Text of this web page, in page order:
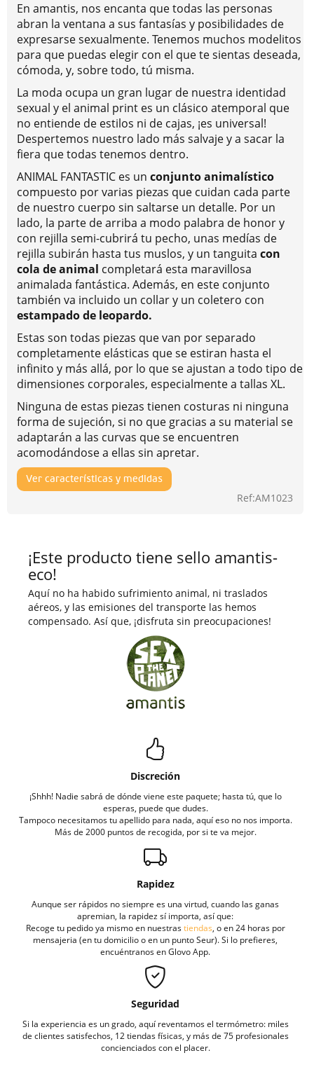
En amantis, nos encanta que todas las personas
abran la ventana a sus fantasías y posibilidades de
expresarse sexualmente. Tenemos muchos modelitos
para que puedas elegir con el que te sientas deseada,
cómoda, y, sobre todo, tú misma.
La moda ocupa un gran lugar de nuestra identidad
sexual y el animal print es un clásico atemporal que
no entiende de estilos ni de cajas, ¡es universal!
Despertemos nuestro lado más salvaje y a sacar la
fiera que todas tenemos dentro.
ANIMAL FANTASTIC es un conjunto animalístico
compuesto por varias piezas que cuidan cada parte
de nuestro cuerpo sin saltarse un detalle. Por un
lado, la parte de arriba a modo palabra de honor y
con rejilla semi-cubrirá tu pecho, unas medías de
rejilla subirán hasta tus muslos, y un tanguita con
cola de animal completará esta maravillosa
animalada fantástica. Además, en este conjunto
también va incluido un collar y un coletero con
estampado de leopardo.
Estas son todas piezas que van por separado
completamente elásticas que se estiran hasta el
infinito y más allá, por lo que se ajustan a todo tipo de
dimensiones corporales, especialmente a tallas XL.
Ninguna de estas piezas tienen costuras ni ninguna
forma de sujeción, si no que gracias a su material se
adaptarán a las curvas que se encuentren
acomodándose a ellas sin apretar.
Ver características y medidas
Ref:AM1023
¡Este producto tiene sello amantis-
eco!
Aquí no ha habido sufrimiento animal, ni traslados
aéreos, y las emisiones del transporte las hemos
compensado. Así que, ¡disfruta sin preocupaciones!
Discreción
¡Shhh! Nadie sabrá de dónde viene este paquete; hasta tú, que lo
esperas, puede que dudes.
Tampoco necesitamos tu apellido para nada, aquí eso no nos importa.
Más de 2000 puntos de recogida, por si te va mejor.
Rapidez
Aunque ser rápidos no siempre es una virtud, cuando las ganas
apremian, la rapidez sí importa, así que:
Recoge tu pedido ya mismo en nuestrastiendas, o en 24 horas por
mensajeria (en tu domicilio o en un punto Seur). Si lo prefieres,
encuéntranos en Glovo App.
Seguridad
Si la experiencia es un grado, aquí reventamos el termómetro: miles
de clientes satisfechos, 12 tiendas físicas, y más de 75 profesionales
concienciados con el placer.